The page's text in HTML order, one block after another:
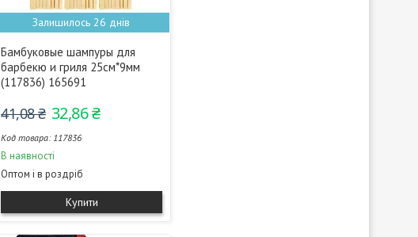
Залишилось 26 днів
Бамбуковые шампуры для
барбекю и гриля 25см*9мм
(117836) 165691
41,08 ₴ 32,86 ₴
117836
В наявності
Оптом і в роздріб
Купити